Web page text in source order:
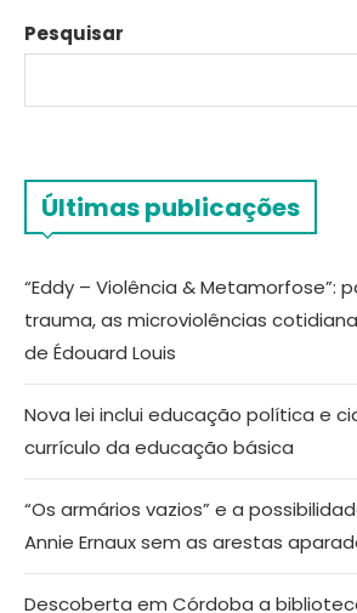
Pesquisar
Últimas publicações
“Eddy – Violência & Metamorfose”:
trauma, as microviolências
de Édouard Louis
Nova lei inclui educação política e
currículo da educação básica
“Os armários vazios” e a
Annie Ernaux sem as arestas
Descoberta em Córdoba a